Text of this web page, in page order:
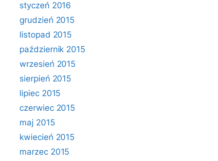
styczeń 2016
grudzień 2015
listopad 2015
październik 2015
wrzesień 2015
sierpień 2015
lipiec 2015
czerwiec 2015
maj 2015
kwiecień 2015
marzec 2015